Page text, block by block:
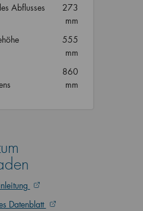
Abflusses
273
mm
555
mm
860
mm
Datenblatt